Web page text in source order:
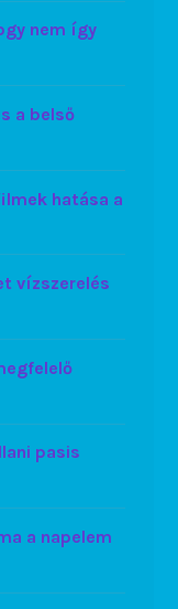
nem így
a belső
hatása a
vízszerelés
pasis
a napelem